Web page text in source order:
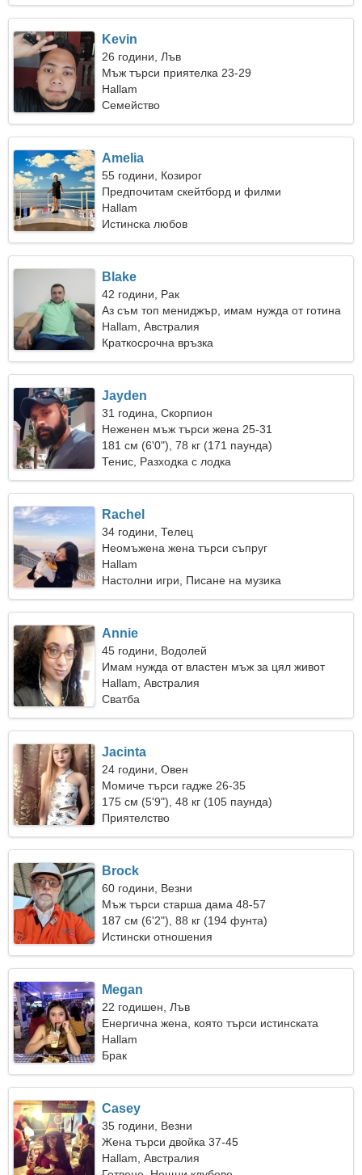
Kevin
26 години, Лъв
Мъж търси приятелка 23-29
Hallam
Семейство
Amelia
55 години, Козирог
Предпочитам скейтборд и филми
Hallam
Истинска любов
Blake
42 години, Рак
Аз съм топ мениджър, имам нужда от готина
жена
Hallam, Австралия
Краткосрочна връзка
Jayden
31 година, Скорпион
Неженен мъж търси жена 25-31
181 см (6'0"), 78 кг (171 паунда)
Тенис, Разходка с лодка
Rachel
34 години, Телец
Неомъжена жена търси съпруг
Hallam
Настолни игри, Писане на музика
Annie
45 години, Водолей
Имам нужда от властен мъж за цял живот
Hallam, Австралия
Сватба
Jacinta
24 години, Овен
Момиче търси гадже 26-35
175 см (5'9"), 48 кг (105 паунда)
Приятелство
Brock
60 години, Везни
Мъж търси старша дама 48-57
187 см (6'2"), 88 кг (194 фунта)
Истински отношения
Megan
22 годишен, Лъв
Енергична жена, която търси истинската
любов
Hallam
Брак
Casey
35 години, Везни
Жена търси двойка 37-45
Hallam, Австралия